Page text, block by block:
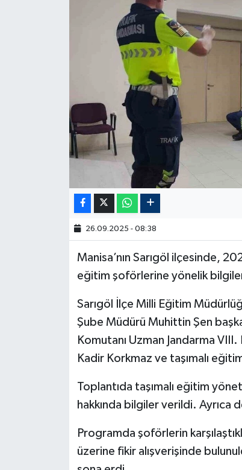
26.09.2025 - 08:38
Manisa’nın Sarıgöl ilçesinde,
eğitim şoförlerine yönelik
Sarıgöl İlçe Milli Eğitim
Şube Müdürü Muhittin Şen
Komutanı Uzman Jandarma
Kadir Korkmaz ve taşımalı
Toplantıda taşımalı eğitim
hakkında bilgiler verildi. Ayrıca
Programda şoförlerin
üzerine fikir alışverişinde